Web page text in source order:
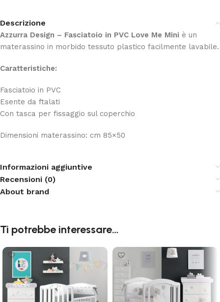
Descrizione
Azzurra Design – Fasciatoio in PVC Love Me Mini è un
materassino in morbido tessuto plastico facilmente lavabile.
Caratteristiche:
Fasciatoio in PVC
Esente da ftalati
Con tasca per fissaggio sul coperchio
Dimensioni materassino: cm 85×50
Informazioni aggiuntive
Recensioni (0)
About brand
Ti potrebbe interessare…